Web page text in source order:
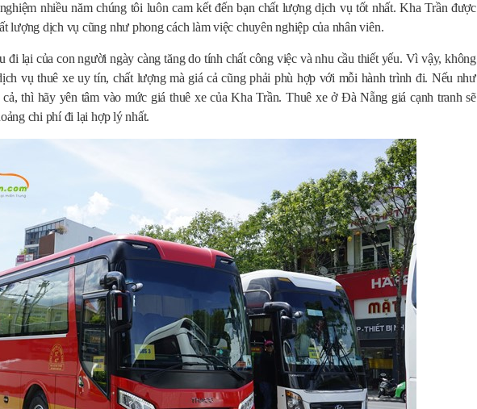
nhiều năm chúng tôi luôn cam kết đến bạn chất lượng dịch vụ tốt nhất. Kha Trần được
lượng dịch vụ cũng như phong cách làm việc chuyên nghiệp của nhân viên.
đi lại của con người ngày càng tăng do tính chất công việc và nhu cầu thiết yếu. Vì vậy, không
vụ thuê xe uy tín, chất lượng mà giá cả cũng phải phù hợp với mỗi hành trình đi. Nếu như
thì hãy yên tâm vào mức giá thuê xe của Kha Trần. Thuê xe ở Đà Nẵng giá cạnh tranh sẽ
chi phí đi lại hợp lý nhất.